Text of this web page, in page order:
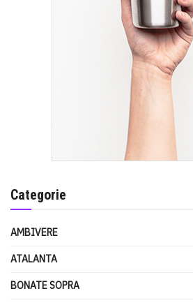
Categorie
AMBIVERE
ATALANTA
BONATE SOPRA